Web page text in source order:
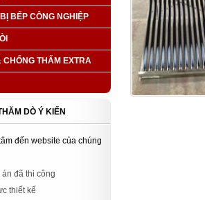
BẾP CÔNG NGHIỆP
CHỐNG THẤM EXTRA
DÒ Ý KIẾN
đến website của chúng
đã thi công
thiết kế